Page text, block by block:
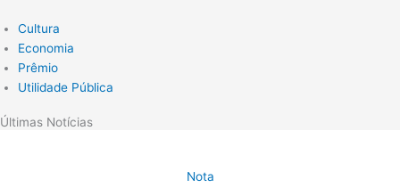
Cultura
Economia
Prêmio
Utilidade Pública
Últimas Notícias
Nota